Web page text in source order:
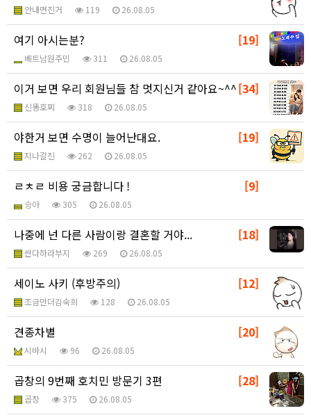
안내면진거 119 26.08.05
[19]
여기 아시는분?
베트남원주민 311 26.08.05
[34]
이거 보면 우리 회원님들 참 멋지신거 같아요~^^
신똥호찌 318 26.08.05
[19]
야한거 보면 수명이 늘어난대요.
지나갈진 262 26.08.05
[9]
ㄹㅊㄹ 비용 궁금합니다 !
승아 305 26.08.05
[18]
나중에 넌 다른 사람이랑 결혼할 거야...
싼다하라부지 269 26.08.05
[12]
세이노 사키 (후방주의)
조금만더김숙희 128 26.08.05
[20]
견종차별
시바시 96 26.08.05
[28]
곱창의 9번째 호치민 방문기 3편
곱창 375 26.08.05